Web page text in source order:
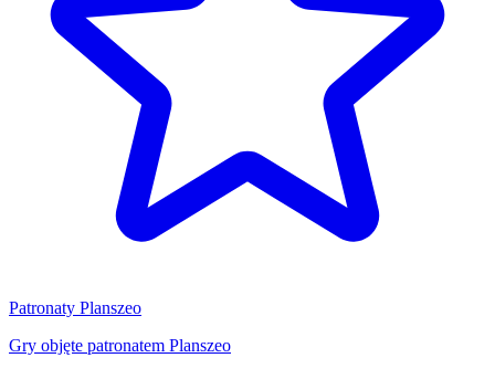
Patronaty Planszeo
Gry objęte patronatem Planszeo